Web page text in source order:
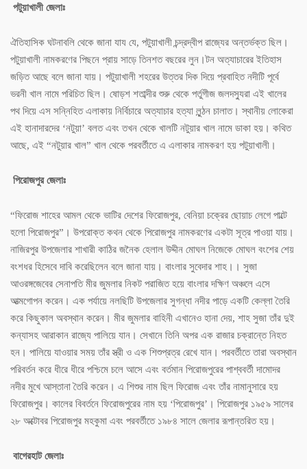
পটুয়াখালী জেলাঃ
ঐতিহাসিক ঘটনাবলি থেকে জানা যায যে, পটুয়াখালী চন্দ্রদ্বীপ রাজ্যের অন্তর্ভক্ত ছিল।
পটুয়াখালী নামকরণের পিছনে প্রায় সাড়ে তিনশত বছরের লুন।টন অত্যাচারের ইতিহাস
জড়িত আছে বলে জানা যায়। পটুয়াখালী শহরের উত্তর দিক দিয়ে প্রবাহিত নদীটি পূর্বে
ভরনী খাল নামে পরিচিত ছিল। ষোড়শ শতাব্দীর শুরু থেকে পর্তুগীজ জলদস্যুরা এই খালের
পথ দিয়ে এস সন্নিহিত এলাকায় নির্বিচারে অত্যাচার হত্যা লুন্ঠন চালাত। স্থানীয় লোকেরা
এই হানাদারদের ‘নটুয়া’ বলত এবং তখন থেকে খালটি নটুয়ার খাল নামে ডাকা হয়। কথিত
আছে, এই “নটুয়ার খাল” খাল থেকে পরবর্তীতে এ এলাকার নামকরণ হয় পটুয়াখালী।
পিরোজপুর জেলাঃ
“ফিরোজ শাহের আমল থেকে ভাটির দেশের ফিরোজপুর, বেনিয়া চক্রের ছোয়াচ লেগে পাল্টে
হলো পিরোজপুর”। উপরোক্ত কথন থেকে পিরোজপুর নামকরণের একটা সূত্র পাওয়া যায়।
নাজিরপুর উপজেলার শাখারী কাঠির জনৈক হেলাল উদ্দীন মোঘল নিজেকে মোঘল বংশের শেয়
বংশধর হিসেবে দাবি করেছিলেন বলে জানা যায়। বাংলার সুবেদার শাহ।। সুজা
আওরঙ্গজেবের সেনাপতি মীর জুমলার নিকট পরাজিত হয়ে বাংলার দক্ষিণ অঞ্চলে এসে
আত্মগোপন করেন। এক পর্যায়ে নলছিটি উপজেলার সুগন্ধা নদীর পাড়ে একটি কেল্লা তৈরি
করে কিছুকাল অবস্থান করেন। মীর জুমলার বাহিনী এখানেও হানা দেয়, শাহ সুজা তাঁর দুই
কন্যাসহ আরাকান রাজ্যে পালিয়ে যান। সেখানে তিনি অপর এক রাজার চক্রান্তে নিহত
হন। পালিয়ে যাওয়ার সময় তাঁর স্ত্রী ও এক শিশুপ্রত্র রেখে যান। পরবর্তীতে তারা অবস্থান
পরিবর্তন করে ধীরে ধীরে পশ্চিমে চলে আসে এবং বর্তমান পিরোজপুরের পাশ্ববর্তী দামোদর
নদীর মুখে আস্তানা তৈরি করেন। এ শিশুর নাম ছিল ফিরোজ এবং তাঁর নামানুসারে হয়
ফিরোজপুর। কালের বিবর্তনে ফিরোজপুরের নাম হয় ‘পিরোজপুর’। পিরোজপুর ১৯৫৯ সালের
২৮ অক্টোবর পিরোজপুর মহকুমা এবং পরবর্তীতে ১৯৮৪ সালে জেলার রূপান্তরিত হয়।
বাগেরহাট জেলাঃ